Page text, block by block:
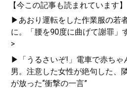
【今この記事も読まれています】
▶あおり運転をした作業服の若
に。「腰を90度に曲げて謝罪」
>
▶「うるさいぞ!」電車で赤ちゃ
男。注意した女性が絶句した、
が放った“衝撃の一言”